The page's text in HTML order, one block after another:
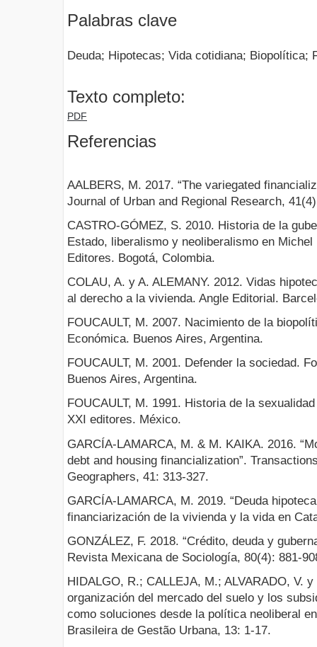
Palabras clave
Deuda; Hipotecas; Vida cotidiana; Biopolítica;
Texto completo:
PDF
Referencias
AALBERS, M. 2017. “The variegated
Journal of Urban and Regional Research,
CASTRO-GÓMEZ, S. 2010. Historia de la
Estado, liberalismo y neoliberalismo en
Editores. Bogotá, Colombia.
COLAU, A. y A. ALEMANY. 2012. Vidas
al derecho a la vivienda. Angle Editorial.
FOUCAULT, M. 2007. Nacimiento de la
Económica. Buenos Aires, Argentina.
FOUCAULT, M. 2001. Defender la sociedad.
Buenos Aires, Argentina.
FOUCAULT, M. 1991. Historia de la
XXI editores. México.
GARCÍA-LAMARCA, M. & M. KAIKA. 2016.
debt and housing financialization”.
Geographers, 41: 313-327.
GARCÍA-LAMARCA, M. 2019. “Deuda
financiarización de la vivienda y la vida en
GONZÁLEZ, F. 2018. “Crédito, deuda y
Revista Mexicana de Sociología, 80(4): 881-
HIDALGO, R.; CALLEJA, M.; ALVARADO, V.
organización del mercado del suelo y los
como soluciones desde la política neoliberal
Brasileira de Gestão Urbana, 13: 1-17.